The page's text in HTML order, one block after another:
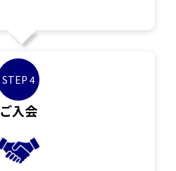
STEP 4
ご入会